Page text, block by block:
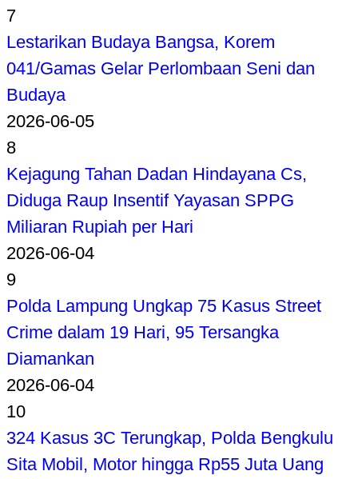
7
Lestarikan Budaya Bangsa, Korem
041/Gamas Gelar Perlombaan Seni dan
Budaya
2026-06-05
8
Kejagung Tahan Dadan Hindayana Cs,
Diduga Raup Insentif Yayasan SPPG
Miliaran Rupiah per Hari
2026-06-04
9
Polda Lampung Ungkap 75 Kasus Street
Crime dalam 19 Hari, 95 Tersangka
Diamankan
2026-06-04
10
324 Kasus 3C Terungkap, Polda Bengkulu
Sita Mobil, Motor hingga Rp55 Juta Uang